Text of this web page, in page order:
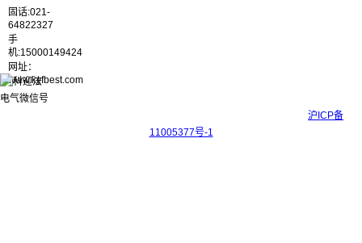
固话:021-
64822327
手
机:15000149424
网址：
www.kyfbest.com
沪ICP备
11005377号-1